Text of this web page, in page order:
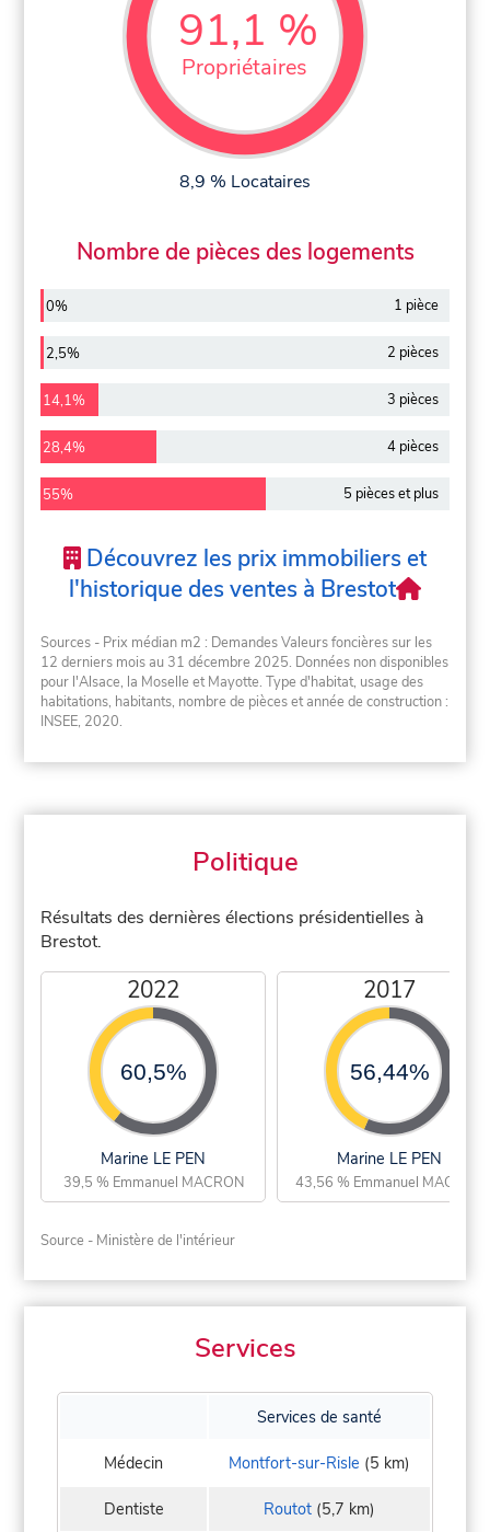
91,1 %
Propriétaires
8,9 % Locataires
Nombre de pièces des logements
0% 1 pièce
2,5% 2 pièces
14,1% 3 pièces
28,4% 4 pièces
55% 5 pièces et plus
Découvrez les prix immobiliers et
l'historique des ventes à Brestot
Sources - Prix médian m2 : Demandes Valeurs foncières sur les
12 derniers mois au 31 décembre 2025. Données non disponibles
pour l'Alsace, la Moselle et Mayotte. Type d'habitat, usage des
habitations, habitants, nombre de pièces et année de construction :
INSEE, 2020.
Politique
Résultats des dernières élections présidentielles à
Brestot.
2022
60,5%
Marine LE PEN
39,5 % Emmanuel MACRON
2017
56,44%
Marine LE PEN
43,56 % Emmanuel MACRON
Source - Ministère de l'intérieur
Services
Services de santé
Médecin Montfort-sur-Risle (5 km)
Dentiste Routot (5,7 km)